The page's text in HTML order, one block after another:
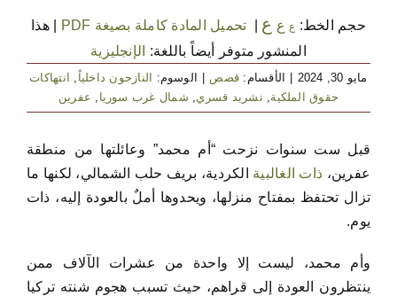
حجم الخط: ع ع ع تحميل المادة كاملة بصيغة PDF |هذا
المنشور متوفر أيضاً باللغة:
الإنجليزية
مايو 30, 2024 الأقسام: قصص الوسوم: النازحون داخلياً ,
انتهاكات
حقوق الملكية,تشريد قسري, شمال غرب سوريا , عفرين
قبل ست سنوات نزحت “أم محمد” وعائلتها من منطقة
عفرين، ذات الغالبية الكردية، بريف حلب الشمالي، لكنها ما
تزال تحتفظ بمفتاح منزلها، ويحدوها أملٌ بالعودة إليه، ذات
يوم.
وأم محمد، ليست إلا واحدة من عشرات الآلاف ممن
ينتظرون العودة إلى قراهم، حيث تسبب هجوم شنته تركيا